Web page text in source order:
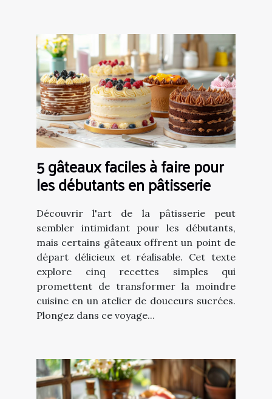
5 gâteaux faciles à faire pour
les débutants en pâtisserie
Découvrir l'art de la pâtisserie peut
sembler intimidant pour les débutants,
mais certains gâteaux offrent un point de
départ délicieux et réalisable. Cet texte
explore cinq recettes simples qui
promettent de transformer la moindre
cuisine en un atelier de douceurs sucrées.
Plongez dans ce voyage...